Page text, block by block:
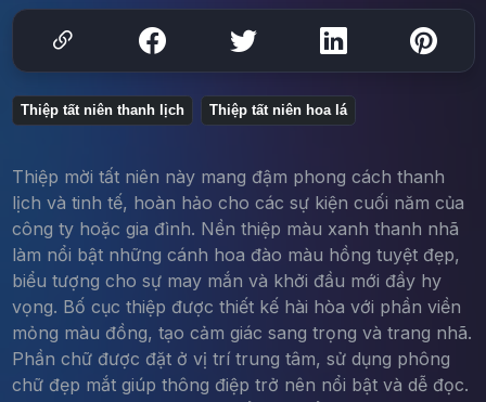
Thiệp tất niên thanh lịch Thiệp tất niên hoa lá
Thiệp mời tất niên này mang đậm phong cách thanh
lịch và tinh tế, hoàn hảo cho các sự kiện cuối năm của
công ty hoặc gia đình. Nền thiệp màu xanh thanh nhã
làm nổi bật những cánh hoa đào màu hồng tuyệt đẹp,
biểu tượng cho sự may mắn và khởi đầu mới đầy hy
vọng. Bố cục thiệp được thiết kế hài hòa với phần viền
mỏng màu đồng, tạo cảm giác sang trọng và trang nhã.
Phần chữ được đặt ở vị trí trung tâm, sử dụng phông
chữ đẹp mắt giúp thông điệp trở nên nổi bật và dễ đọc.